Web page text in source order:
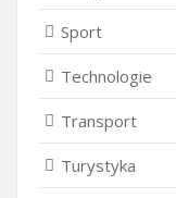
Sport
Technologie
Transport
Turystyka